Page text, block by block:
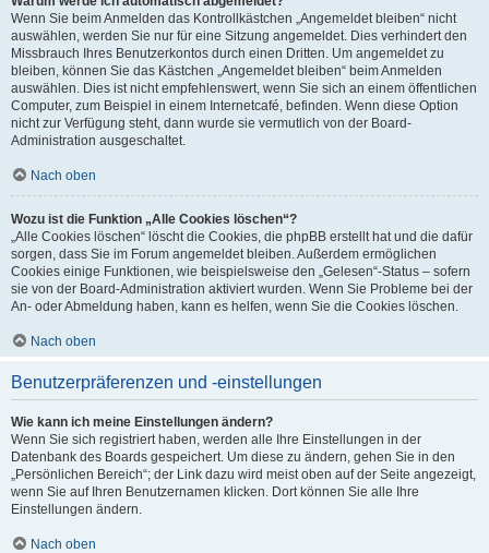
Wenn Sie beim Anmelden das Kontrollkästchen „Angemeldet bleiben“ nicht
auswählen, werden Sie nur für eine Sitzung angemeldet. Dies verhindert den
Missbrauch Ihres Benutzerkontos durch einen Dritten. Um angemeldet zu
bleiben, können Sie das Kästchen „Angemeldet bleiben“ beim Anmelden
auswählen. Dies ist nicht empfehlenswert, wenn Sie sich an einem öffentlichen
Computer, zum Beispiel in einem Internetcafé, befinden. Wenn diese Option
nicht zur Verfügung steht, dann wurde sie vermutlich von der Board-
Administration ausgeschaltet.
Nach oben
Wozu ist die Funktion „Alle Cookies löschen“?
„Alle Cookies löschen“ löscht die Cookies, die phpBB erstellt hat und die dafür
sorgen, dass Sie im Forum angemeldet bleiben. Außerdem ermöglichen
Cookies einige Funktionen, wie beispielsweise den „Gelesen“-Status – sofern
sie von der Board-Administration aktiviert wurden. Wenn Sie Probleme bei der
An- oder Abmeldung haben, kann es helfen, wenn Sie die Cookies löschen.
Nach oben
Benutzerpräferenzen und -einstellungen
Wie kann ich meine Einstellungen ändern?
Wenn Sie sich registriert haben, werden alle Ihre Einstellungen in der
Datenbank des Boards gespeichert. Um diese zu ändern, gehen Sie in den
„Persönlichen Bereich“; der Link dazu wird meist oben auf der Seite angezeigt,
wenn Sie auf Ihren Benutzernamen klicken. Dort können Sie alle Ihre
Einstellungen ändern.
Nach oben